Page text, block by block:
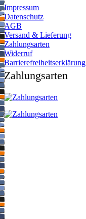
Impressum
Datenschutz
AGB
Versand & Lieferung
Zahlungsarten
Widerruf
Barrierefreiheitserklärung
Zahlungsarten